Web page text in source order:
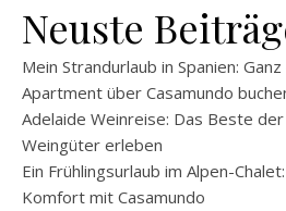
Neuste
Mein Strandurlaub in Spanien:
Apartment über Casamundo
Adelaide Weinreise: Das Beste
Weingüter erleben
Ein Frühlingsurlaub im Alpen-
Komfort mit Casamundo